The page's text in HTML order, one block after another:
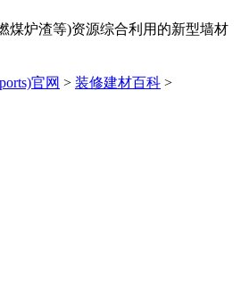
煤炉渣等)资源综合利用的新型墙材
官网 > 装修建材百科 >